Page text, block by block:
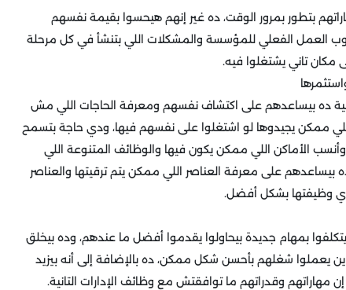
بتطور بمرور الوقت، ده غير إنهم هيحسوا بقيمة نفسهم
العمل الفعلي للمؤسسة والمشكلات اللي بتنشأ في كل مرحلة
مكان تاني يشتغلوا فيه.
ده بيساعدهم على اكتشاف نفسهم ومعرفة الحاجات اللي مش
ممكن يجيدوها لو اشتغلوا على نفسهم فيها، ودي حاجة بتسمح
الأماكن اللي ممكن يكون فيها والوظائف المتنوعة اللي
على معرفة العناصر اللي ممكن يتم ترقيتها والعناصر
وظيفتها بشكل أفضل.
بمهام جديدة بيحاولوا يقدموا أفضل ما عندهم، وده بيخلق
يعملوا شغلهم بأحسن شكل ممكن، ده بالإضافة إلى أنه بيزيد
وقدراتهم ما توافقتش مع وظائف الإدارات التانية.